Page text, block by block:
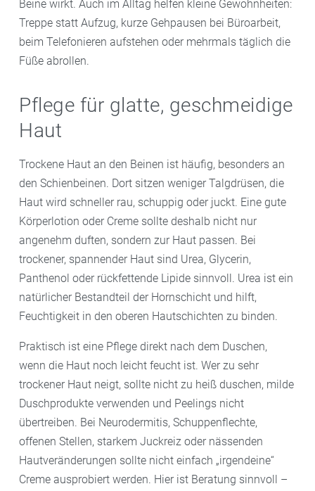
Beine wirkt. Auch im Alltag helfen kleine Gewohnheiten:
Treppe statt Aufzug, kurze Gehpausen bei Büroarbeit,
beim Telefonieren aufstehen oder mehrmals täglich die
Füße abrollen.
Pflege für glatte, geschmeidige
Haut
Trockene Haut an den Beinen ist häufig, besonders an
den Schienbeinen. Dort sitzen weniger Talgdrüsen, die
Haut wird schneller rau, schuppig oder juckt. Eine gute
Körperlotion oder Creme sollte deshalb nicht nur
angenehm duften, sondern zur Haut passen. Bei
trockener, spannender Haut sind Urea, Glycerin,
Panthenol oder rückfettende Lipide sinnvoll. Urea ist ein
natürlicher Bestandteil der Hornschicht und hilft,
Feuchtigkeit in den oberen Hautschichten zu binden.
Praktisch ist eine Pflege direkt nach dem Duschen,
wenn die Haut noch leicht feucht ist. Wer zu sehr
trockener Haut neigt, sollte nicht zu heiß duschen, milde
Duschprodukte verwenden und Peelings nicht
übertreiben. Bei Neurodermitis, Schuppenflechte,
offenen Stellen, starkem Juckreiz oder nässenden
Hautveränderungen sollte nicht einfach „irgendeine“
Creme ausprobiert werden. Hier ist Beratung sinnvoll –